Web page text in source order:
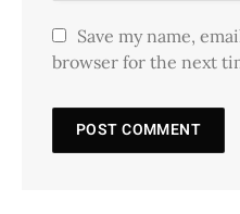
Save my name,
browser for the next